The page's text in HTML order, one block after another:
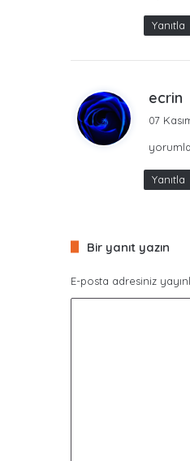
Yanıtla
ecrin
i
k
i
07
Yanıtla
Bir yanıt yazın
E-posta adresiniz